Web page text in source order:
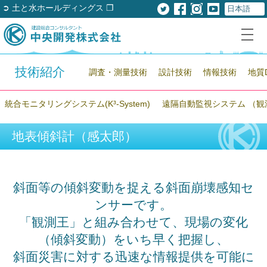
➲ 土と水ホールディングス ❐
技術紹介 調査・測量技術 設計技術 情報技術 地質
統合モニタリングシステム(K³-System) 遠隔自動監視システム （観
地表傾斜計（感太郎）
斜面等の傾斜変動を捉える斜面崩壊感知セ
ンサーです。
「観測王」と組み合わせて、現場の変化
（傾斜変動）をいち早く把握し、
斜面災害に対する迅速な情報提供を可能に